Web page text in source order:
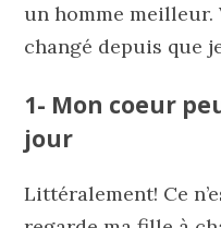
un homme
changé depuis que
1- Mon coeur
jour
Littéralement! Ce